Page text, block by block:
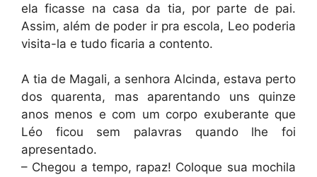
ela ficasse na casa da tia, por parte de pai.
Assim, além de poder ir pra escola, Leo poderia
visita-la e tudo ficaria a contento.
A tia de Magali, a senhora Alcinda, estava perto
dos quarenta, mas aparentando uns quinze
anos menos e com um corpo exuberante que
Léo ficou sem palavras quando lhe foi
apresentado.
– Chegou a tempo, rapaz! Coloque sua mochila